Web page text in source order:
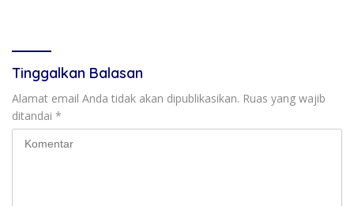
Tinggalkan Balasan
Alamat email Anda tidak akan dipublikasikan. Ruas yang wajib
ditandai *